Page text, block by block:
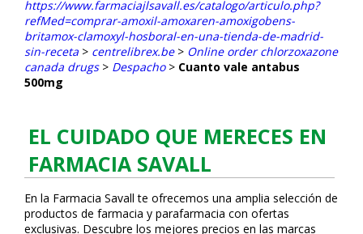
https://www.farmaciajlsavall.es/catalogo/articulo.php?
refMed=comprar-amoxil-amoxaren-amoxigobens-
britamox-clamoxyl-hosboral-en-una-tienda-de-madrid-
sin-receta > centrelibrex.be> Online order chlorzoxazone
canada drugs> Despacho> Cuanto vale antabus
500mg
EL CUIDADO QUE MERECES EN
FARMACIA SAVALL
En la Farmacia Savall te ofrecemos una amplia selección de
productos de farmacia y parafarmacia con ofertas
exclusivas. Descubre los mejores precios en las marcas